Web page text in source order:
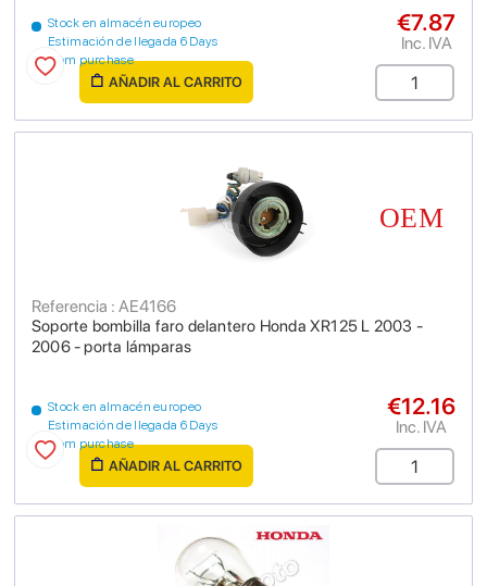
Stock en almacén europeo
Estimación de llegada 6 Days
from purchase
€7.87
Inc. IVA
AÑADIR AL CARRITO
Soporte bombilla faro delantero Honda XR125 L 2003 -
2006 - porta lámparas
Referencia : AE4166
Stock en almacén europeo
Estimación de llegada 6 Days
from purchase
€12.16
Inc. IVA
AÑADIR AL CARRITO